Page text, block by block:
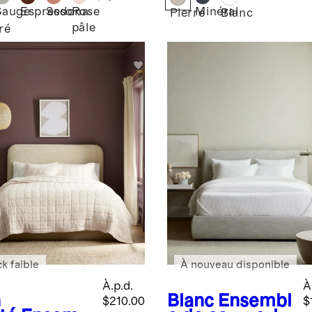
Espresso
Sedona
Rose
pâle
PierreMinéralBlanc
À.p.d.
$210.00
faible
Blanc Ensembl
À nouveau disponible